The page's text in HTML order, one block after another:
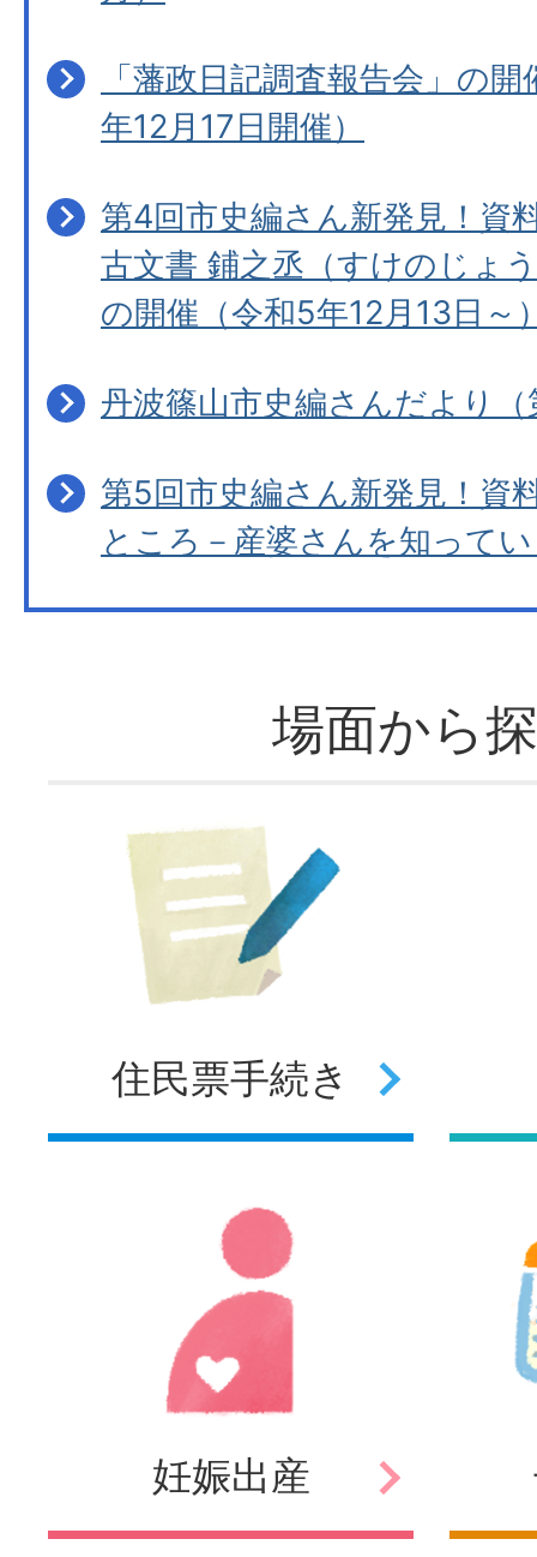
「藩政日記調査報告会」の
年12月17日開催）
第4回市史編さん新発見！資
古文書 鋪之丞（すけのじょ
の開催（令和5年12月13日～
丹波篠山市史編さんだより（
第5回市史編さん新発見！資
ところ－産婆さんを知って
場面から
住民票手続き
妊娠出産